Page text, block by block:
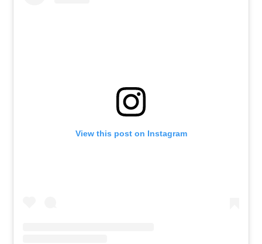
View this post on Instagram